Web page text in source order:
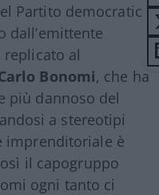
Partito democratico
dall’emittente
replicato al
Bonomi, che ha
più dannoso del
a stereotipi
imprenditoriale è
il capogruppo
ogni tanto ci